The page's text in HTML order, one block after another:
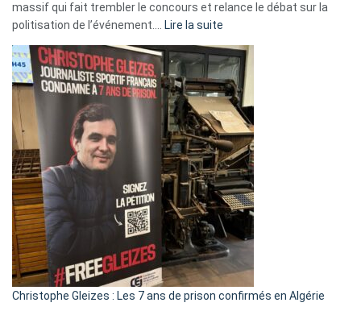
massif qui fait trembler le concours et relance le débat sur la
politisation de l’événement.… Lire la suite
Eurovision
2026
:
Pays-
Bas,
Espagne,
Irlande
et
Slovénie
rejettent
la
présence
d’Israël
Christophe Gleizes : Les 7 ans de prison confirmés en Algérie